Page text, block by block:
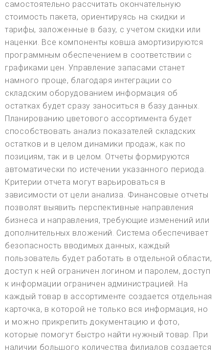
самостоятельно рассчитать окончательную
стоимость пакета, ориентируясь на скидки и
тарифы, заложенные в базу, с учетом скидки или
наценки. Все компоненты ковша амортизируются
программным обеспечением в соответствии с
графиками цен. Управление запасами станет
намного проще, благодаря интеграции со
складским оборудованием информация об
остатках будет сразу заноситься в базу данных.
Планированию цветового ассортимента будет
способствовать анализ показателей складских
остатков и в целом динамики продаж, как по
позициям, так и в целом. Отчеты формируются
автоматически по истечении указанного периода.
Критерии отчета могут варьироваться в
зависимости от цели анализа. Финансовые отчеты
позволят выявить перспективные направления
бизнеса и направления, требующие изменений или
дополнительных вложений. Система обеспечивает
безопасность вводимых данных, каждый
пользователь будет работать в отдельной области,
доступ к ней ограничен логином и паролем, доступ
к информации ограничен администрацией. На
каждый товар в ассортименте создается отдельная
карточка, в которой не только вся информация, но
и можно прикрепить документацию и фото,
которые помогут быстро найти нужный товар. При
наличии большого количества филиалов создается